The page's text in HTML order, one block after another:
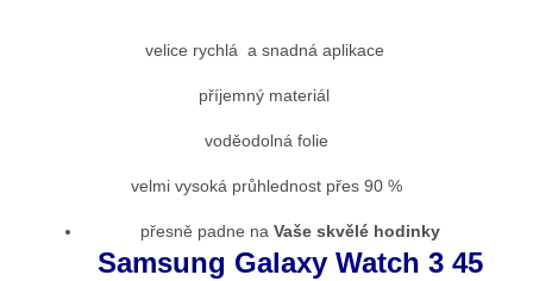
velice rychlá a snadná aplikace
příjemný materiál
voděodolná folie
velmi vysoká průhlednost přes 90 %
přesně padne na Vaše skvělé hodinky
Samsung Galaxy Watch 3 45